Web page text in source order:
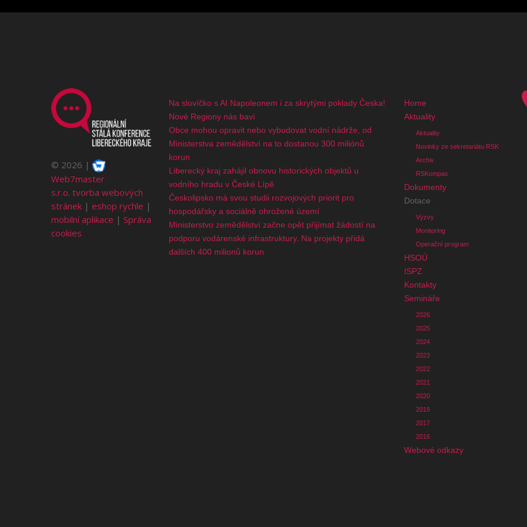
© 2026
Web7master
s.r.o. tvorba webových
stránek | eshop rychle |
mobilní aplikace | Správa
cookies
Na slovíčko s AI Napoleonem i za skrytými poklady Česka!
Nové Regiony nás baví
Obce mohou opravit nebo vybudovat vodní nádrže, od
Ministerstva zemědělství na to dostanou 300 miliónů
korun
Liberecký kraj zahájil obnovu historických objektů u
vodního hradu v České Lípě
Českolipsko má svou studii rozvojových priorit pro
hospodářsky a sociálně ohrožené území
Ministerstvo zemědělství začne opět přijímat žádostí na
podporu vodárenské infrastruktury. Na projekty přidá
dalších 400 milionů korun
Home
Aktuality
Aktuality
Novinky ze sekretariátu RSK
Archiv
RSKompas
Dokumenty
Dotace
Výzvy
Monitoring
Operační program
HSOÚ
ISPZ
Kontakty
Semináře
2026
2025
2024
2023
2022
2021
2020
2019
2017
2016
Webové odkazy